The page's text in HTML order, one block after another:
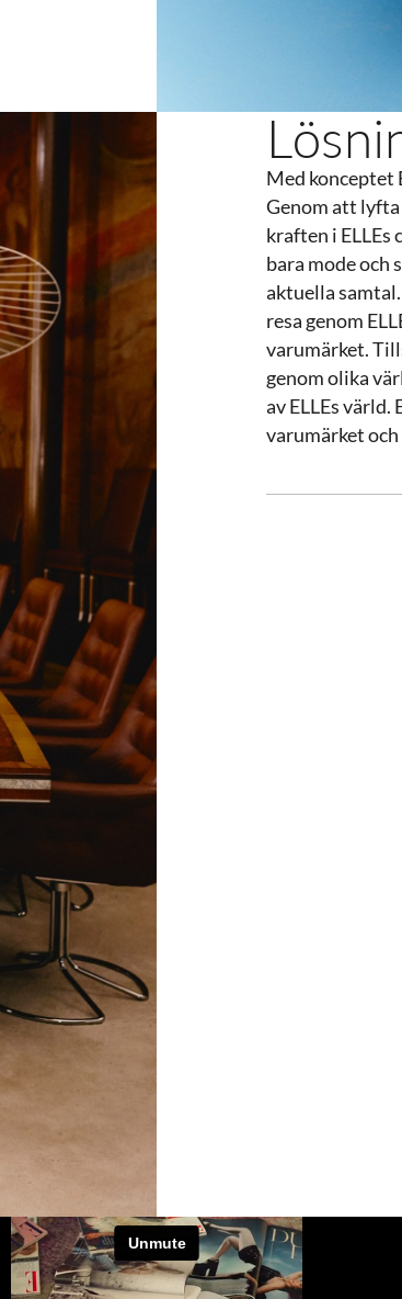
Med konceptet
Genom att
kraften i
bara mode och
aktuella
resa genom
varumärket.
genom olika
av ELLEs
varumärket och